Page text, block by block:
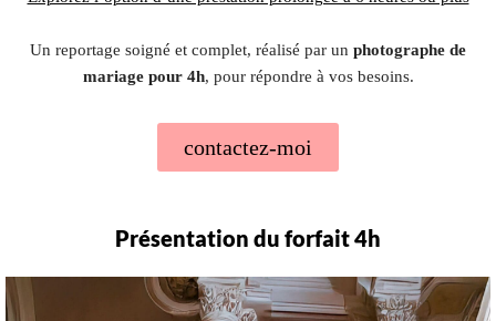
Un reportage soigné et complet, réalisé par un photographe de
mariage pour 4h, pour répondre à vos besoins.
contactez-moi
Présentation du forfait 4h